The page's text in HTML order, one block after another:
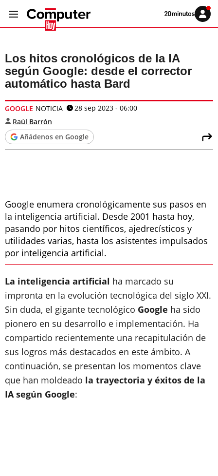
Volver
Iniciar
sesión
Los hitos cronológicos de la IA
según Google: desde el corrector
automático hasta Bard
GOOGLE NOTICIA
28 sep 2023 - 06:00
Raúl Barrón
Añádenos en Google
Google enumera cronológicamente sus pasos en
la inteligencia artificial. Desde 2001 hasta hoy,
pasando por hitos científicos, ajedrecísticos y
utilidades varias, hasta los asistentes impulsados
por inteligencia artificial.
La inteligencia artificial ha marcado su
impronta en la evolución tecnológica del siglo XXI.
Sin duda, el gigante tecnológico Google ha sido
pionero en su desarrollo e implementación. Ha
compartido recientemente una recapitulación de
sus logros más destacados en este ámbito. A
continuación, se presentan los momentos clave
que han moldeado la trayectoria y éxitos de la
IA según Google: